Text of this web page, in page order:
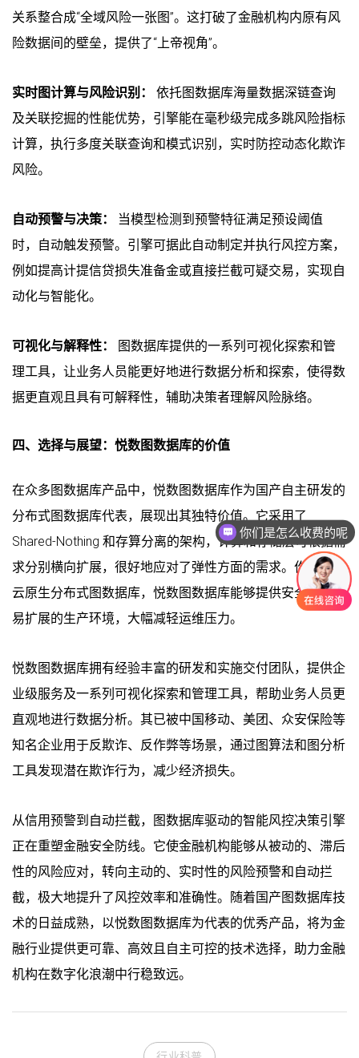
关系整合成“全域风险一张图”。这打破了金融机构内原有风
险数据间的壁垒，提供了“上帝视角”。
实时图计算与风险识别：
依托图数据库海量数据深链查询
及关联挖掘的性能优势，引擎能在毫秒级完成多跳风险指标
计算，执行多度关联查询和模式识别，实时防控动态化欺诈
风险。
自动预警与决策：
当模型检测到预警特征满足预设阈值
时，自动触发预警。引擎可据此自动制定并执行风控方案，
例如提高计提信贷损失准备金或直接拦截可疑交易，实现自
动化与智能化。
可视化与解释性：
图数据库提供的一系列可视化探索和管
理工具，让业务人员能更好地进行数据分析和探索，使得数
据更直观且具有可解释性，辅助决策者理解风险脉络。
四、选择与展望：悦数图数据库的价值
在众多图数据库产品中，悦数图数据库作为国产自主研发的
分布式图数据库代表，展现出其独特价值。它采用了
Shared-Nothing 和存算分离的架构，计算和存储层可根据需
求分别横向扩展，很好地应对了弹性方面的需求。作为一款
云原生分布式图数据库，悦数图数据库能够提供安全稳定、
易扩展的生产环境，大幅减轻运维压力。
悦数图数据库拥有经验丰富的研发和实施交付团队，提供企
业级服务及一系列可视化探索和管理工具，帮助业务人员更
直观地进行数据分析。其已被中国移动、美团、众安保险等
知名企业用于反欺诈、反作弊等场景，通过图算法和图分析
工具发现潜在欺诈行为，减少经济损失。
从信用预警到自动拦截，图数据库驱动的智能风控决策引擎
正在重塑金融安全防线。它使金融机构能够从被动的、滞后
性的风险应对，转向主动的、实时性的风险预警和自动拦
截，极大地提升了风控效率和准确性。随着国产图数据库技
术的日益成熟，以悦数图数据库为代表的优秀产品，将为金
融行业提供更可靠、高效且自主可控的技术选择，助力金融
机构在数字化浪潮中行稳致远。
现在有优惠活动吗